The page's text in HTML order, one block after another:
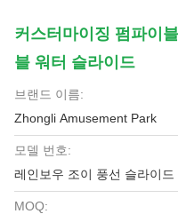
커스터마이징 펌파이
블 워터 슬라이드
브랜드 이름:
Zhongli Amusement Park
모델 번호:
레인보우 조이 풍선 슬라이드
MOQ: